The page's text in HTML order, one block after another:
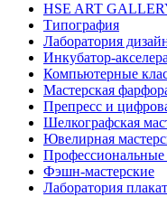
HSE ART
Типография
Лаборатория
Инкубатор-
Компьютерные
Мастерская
Препресс и
Шелкографская
Ювелирная
Профессиональные
Фэшн-мастерские
Лаборатория